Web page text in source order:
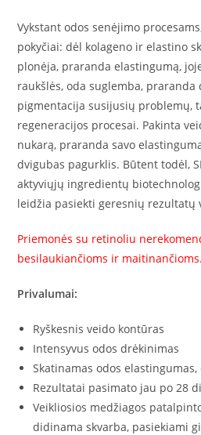
Vykstant odos senėjimo
pokyčiai: dėl kolageno ir elastino
plonėja, praranda elastingumą,
raukšlės, oda suglemba, praranda
pigmentacija susijusių problemų,
regeneracijos procesai. Pakinta
nukarą, praranda savo
dvigubas pagurklis. Būtent todėl,
aktyviųjų ingredientų
leidžia pasiekti geresnių rezultatų
Priemonės su retinoliu
besilaukiančioms ir maitinančioms.
Privalumai:
Ryškesnis veido kontūras
Intensyvus odos drėkinimas
Skatinamas odos
Rezultatai pasimato jau po 28
Veikliosios medžiagos
didinama skvarba, pasiekiami